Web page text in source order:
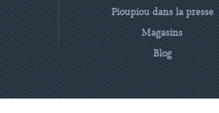
Pioupiou dans la presse
Magasins
Blog